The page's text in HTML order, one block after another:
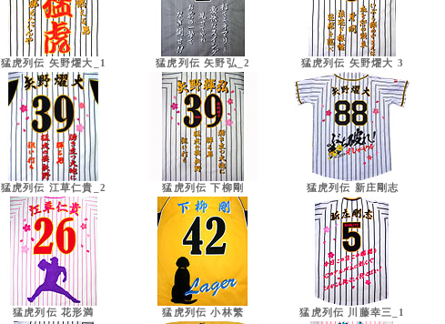
猛虎列伝 矢野燿大_1 猛虎列伝 矢野弘_2 猛虎列伝 矢野燿大 3
猛虎列伝 江草仁貴_2 猛虎列伝 下柳剛 猛虎列伝 新庄剛志
猛虎列伝 花形満 猛虎列伝 小林繁 猛虎列伝 川藤幸三_1